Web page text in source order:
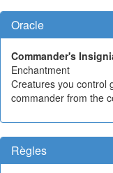
Oracle
Commander's
Enchantment
Creatures you control
commander from the
Règles